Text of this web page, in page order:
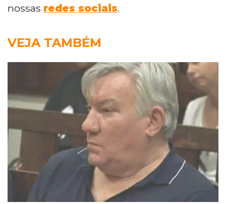
nossas redes sociais.
VEJA TAMBÉM